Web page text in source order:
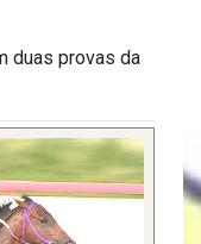
duas provas da